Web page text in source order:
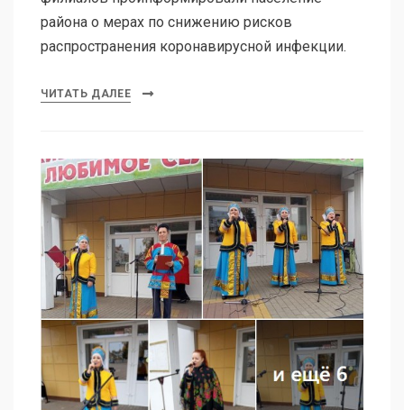
района о мерах по снижению рисков
распространения коронавирусной инфекции.
ЧИТАТЬ ДАЛЕЕ